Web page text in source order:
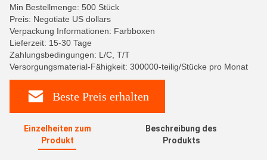
Min Bestellmenge: 500 Stück
Preis: Negotiate US dollars
Verpackung Informationen: Farbboxen
Lieferzeit: 15-30 Tage
Zahlungsbedingungen: L/C, T/T
Versorgungsmaterial-Fähigkeit: 300000-teilig/Stücke pro Monat
Beste Preis erhalten
Einzelheiten zum
Produkt
Beschreibung des
Produkts